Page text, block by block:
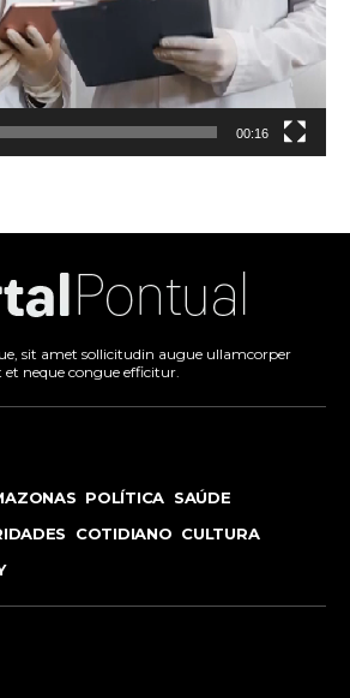
00:16
sit amet sollicitudin augue ullamcorper
neque congue efficitur.
POLÍTICA SAÚDE
COTIDIANO CULTURA